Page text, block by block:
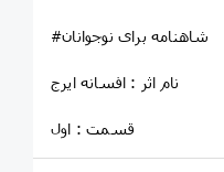
#شاهنامه برای نوجوانان
نام اثر : افسانه ایرج
قسمت : اول